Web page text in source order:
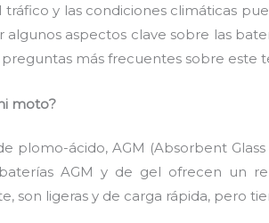
y las condiciones climáticas
aspectos clave sobre las
más frecuentes sobre este
moto?
plomo-ácido, AGM (Absorbent
AGM y de gel ofrecen un
son ligeras y de carga rápida, pero